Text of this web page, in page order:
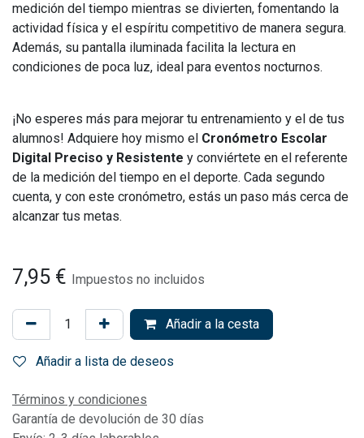
medición del tiempo mientras se divierten, fomentando la
actividad física y el espíritu competitivo de manera segura.
Además, su pantalla iluminada facilita la lectura en
condiciones de poca luz, ideal para eventos nocturnos.
¡No esperes más para mejorar tu entrenamiento y el de tus
alumnos! Adquiere hoy mismo el Cronómetro Escolar
Digital Preciso y Resistente y conviértete en el referente
de la medición del tiempo en el deporte. Cada segundo
cuenta, y con este cronómetro, estás un paso más cerca de
alcanzar tus metas.
7,95 € Impuestos no incluidos
Añadir a la cesta
Añadir a lista de deseos
Términos y condiciones
Garantía de devolución de 30 días